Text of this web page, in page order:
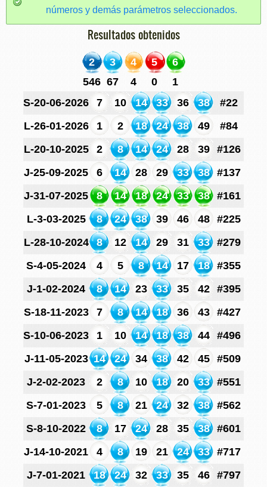
números y demás parámetros seleccionados.
Resultados obtenidos
2 3 4 5
6
546 67 4 0
1
S-20-06-2026
7 10 14 33 36 38
#22
L-26-01-2026
1 2 18 24 38 49
#84
L-20-10-2025
2 8 14 24 28 39
#126
J-25-09-2025
6 14 28 29 33 38
#137
J-31-07-2025
8 14 18 24 33 38
#161
L-3-03-2025
8 24 38 39 46 48
#225
L-28-10-2024
8 12 14 29 31 33
#279
S-4-05-2024
4 5 8 14 17 18
#355
J-1-02-2024
8 14 23 33 35 42
#395
S-18-11-2023
7 8 14 18 36 43
#427
S-10-06-2023
1 10 14 18 38 44
#496
J-11-05-2023 14 24 34 38 42 45
#509
J-2-02-2023
2 8 10 18 20 33
#551
S-7-01-2023
5 8 21 24 32 38
#562
S-8-10-2022
8 17 24 28 35 38
#601
J-14-10-2021
4 8 19 21 24 33
#717
J-7-01-2021
18 24 32 33 35 46
#797